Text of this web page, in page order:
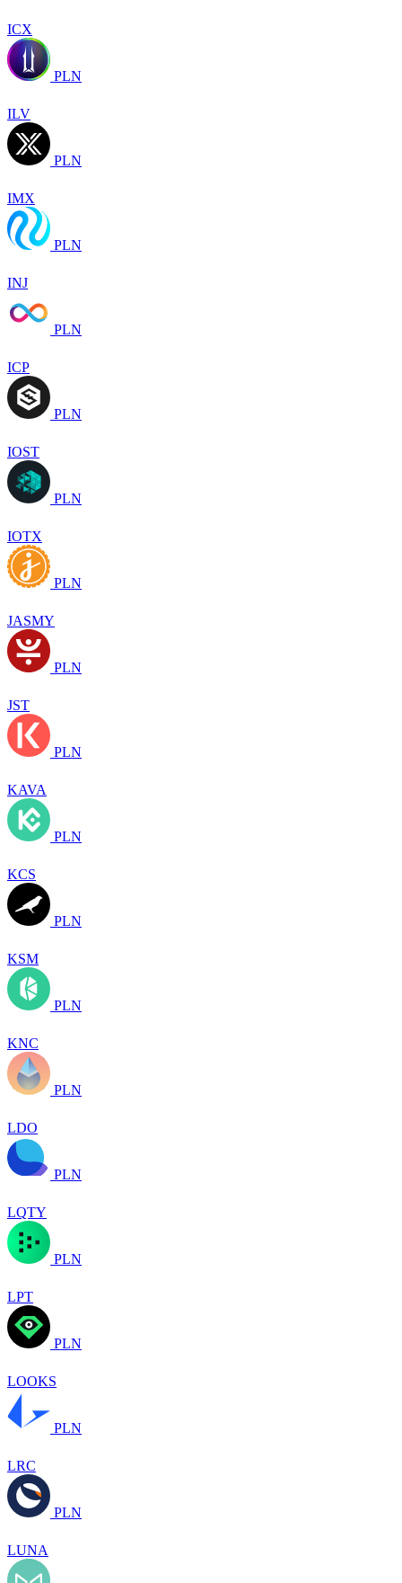
ICX
PLN
ILV
PLN
IMX
PLN
INJ
PLN
ICP
PLN
IOST
PLN
IOTX
PLN
JASMY
PLN
JST
PLN
KAVA
PLN
KCS
PLN
KSM
PLN
KNC
PLN
LDO
PLN
LQTY
PLN
LPT
PLN
LOOKS
PLN
LRC
PLN
LUNA